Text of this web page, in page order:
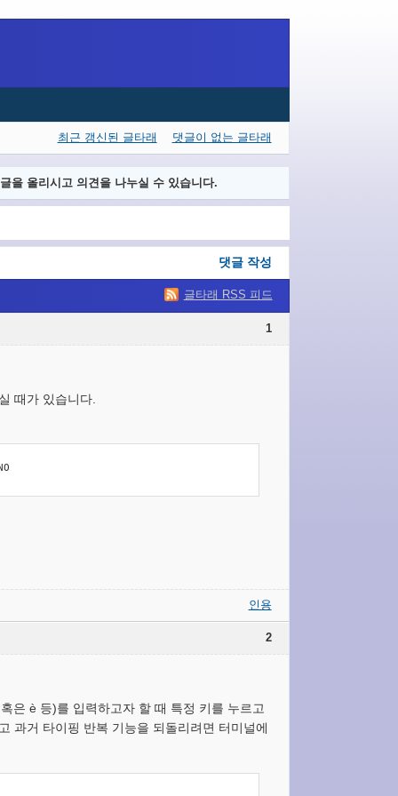
최근 갱신된 글타래 댓글이 없는 글타래
을 올리시고 의견을 나누실 수 있습니다.
댓글 작성
글타래 RSS 피드
1
때가 있습니다.
인용
2
은 è 등)를 입력하고자 할 때 특정 키를 누르고
과거 타이핑 반복 기능을 되돌리려면 터미널에